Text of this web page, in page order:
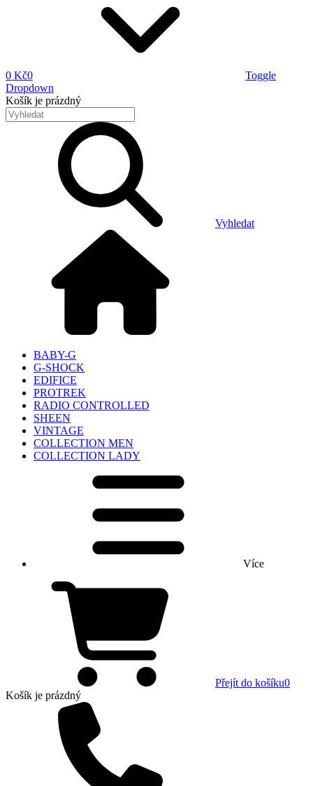
0 Kč0
Toggle
Dropdown
Košík je prázdný
Vyhledat
BABY-G
G-SHOCK
EDIFICE
PROTREK
RADIO CONTROLLED
SHEEN
VINTAGE
COLLECTION MEN
COLLECTION LADY
Více
Přejít do košíku0
Košík je prázdný